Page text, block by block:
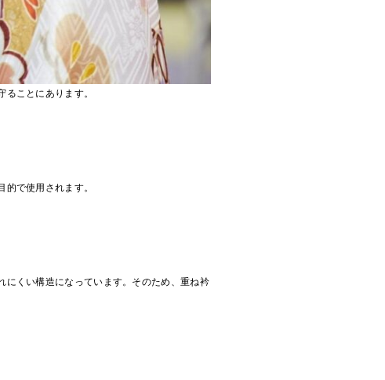
ことにあります。
で使用されます。
にくい構造になっています。そのため、重ね衿